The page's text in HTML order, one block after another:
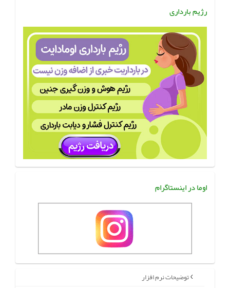
رژیم بارداری
اوما در اینستاگرام
توضیحات نرم افزار